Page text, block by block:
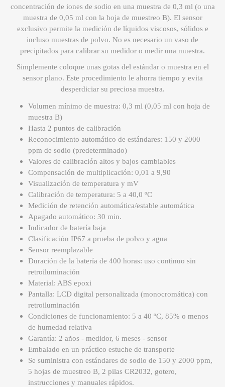
concentración de iones de sodio en una muestra de 0,3 ml (o una
muestra de 0,05 ml con la hoja de muestreo B). El sensor
exclusivo permite la medición de líquidos viscosos, sólidos e
incluso muestras de polvo. No es necesario un vaso de
precipitados para calibrar su medidor o medir una muestra.
Simplemente coloque unas gotas del estándar o muestra en el
sensor plano. Este procedimiento le ahorra tiempo y evita
desperdiciar su preciosa muestra.
Volumen mínimo de muestra: 0,3 ml (0,05 ml con hoja de
muestra B)
Hasta 2 puntos de calibración
Reconocimiento automático de estándares: 150 y 2000
ppm de sodio (predeterminado)
Valores de calibración altos y bajos cambiables
Compensación de multiplicación: 0,01 a 9,90
Visualización de temperatura y mV
Calibración de temperatura: 5 a 40,0 ºC
Medición de retención automática/estable automática
Apagado automático: 30 min.
Indicador de batería baja
Clasificación IP67 a prueba de polvo y agua
Sensor reemplazable
Duración de la batería de 400 horas: uso continuo sin
retroiluminación
Material: ABS epoxi
Pantalla: LCD digital personalizada (monocromática) con
retroiluminación
Condiciones de funcionamiento: 5 a 40 ºC, 85% o menos
de humedad relativa
Garantía: 2 años - medidor, 6 meses - sensor
Embalado en un práctico estuche de transporte
Se suministra con estándares de sodio de 150 y 2000 ppm,
5 hojas de muestreo B, 2 pilas CR2032, gotero,
instrucciones y manuales rápidos.